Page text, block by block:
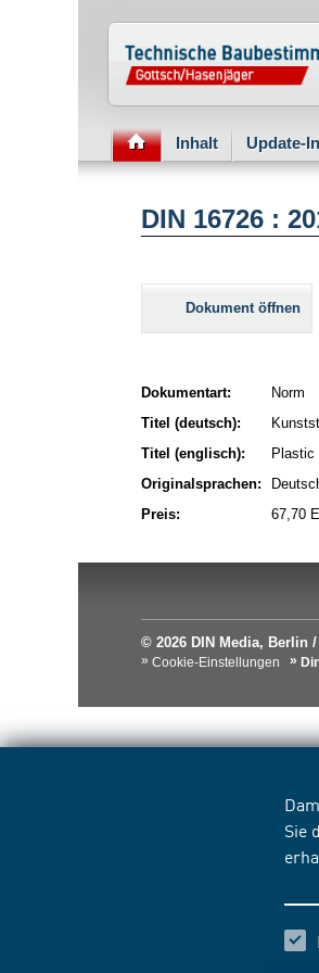
Sie
Normenportal
Inhalt Update-
DIN 16726 :
Dokument öffnen
Dokumentart:
Norm
Titel (deutsch):
Titel (englisch):
Plastic
Originalsprachen:
Preis:
67,70
© 2026 DIN Media, Berlin
Cookie-Einstellungen